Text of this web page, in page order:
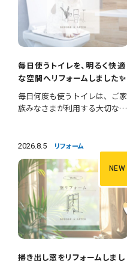
毎日使うトイレを、明るく快適
な空間へリフォームしました✨
毎日何度も使うトイレは、ご家
族みなさまが利用する大切な空
い、清潔感あふれる明るいトイ
レへとリフォームしました。
施工内容 ・便器交換 ・紙巻き
器…
2026.8.5 リフォーム
NEW
掃き出し窓をリフォームしまし